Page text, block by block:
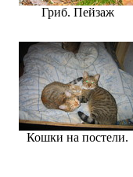
Гриб. Пейзаж
Кошки на постели.